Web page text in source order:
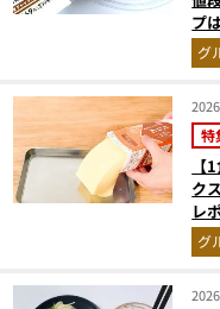
プ
グ
特
【
ク
レ
おグ